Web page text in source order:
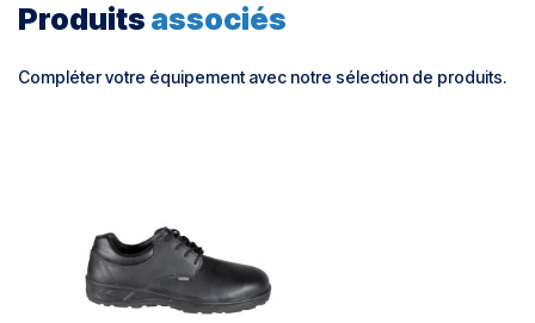
Produits associés
Compléter votre équipement avec notre sélection de produits.